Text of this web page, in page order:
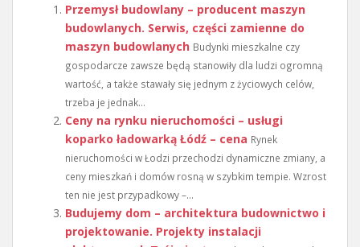
Przemysł budowlany – producent maszyn
budowlanych. Serwis, części zamienne do
maszyn budowlanych Budynki mieszkalne czy
gospodarcze zawsze będą stanowiły dla ludzi ogromną
wartość, a także stawały się jednym z życiowych celów,
trzeba je jednak...
Ceny na rynku nieruchomości – usługi
koparko ładowarką Łódź – cena Rynek
nieruchomości w Łodzi przechodzi dynamiczne zmiany, a
ceny mieszkań i domów rosną w szybkim tempie. Wzrost
ten nie jest przypadkowy –...
Budujemy dom – architektura budownictwo i
projektowanie. Projekty instalacji